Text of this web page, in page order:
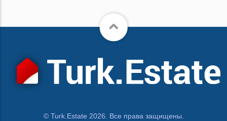
© Turk.Estate 2026. Все права защищены.